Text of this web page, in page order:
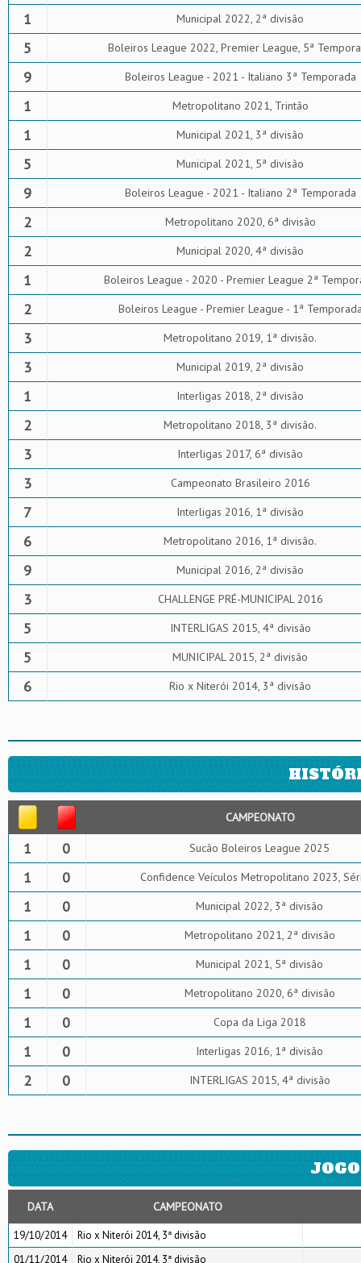
1 Municipal 2022, 2ª divisão
5 Boleiros League 2022, Premier League, 5ª
9 Boleiros League - 2021 - Italiano 3ª Temporada
1 Metropolitano 2021, Trintão
1 Municipal 2021, 3ª divisão
5 Municipal 2021, 5ª divisão
9 Boleiros League - 2021 - Italiano 2ª Temporada
2 Metropolitano 2020, 6ª divisão
2 Municipal 2020, 4ª divisão
1 Boleiros League - 2020 - Premier League 2ª
2 Boleiros League - Premier League - 1ª
3 Metropolitano 2019, 1ª divisão.
3 Municipal 2019, 2ª divisão
1 Interligas 2018, 2ª divisão
2 Metropolitano 2018, 3ª divisão.
3 Interligas 2017, 6ª divisão
3 Campeonato Brasileiro 2016
7 Interligas 2016, 1ª divisão
6 Metropolitano 2016, 1ª divisão.
9 Municipal 2016, 2ª divisão
3 CHALLENGE PRÉ-MUNICIPAL 2016
5 INTERLIGAS 2015, 4ª divisão
5 MUNICIPAL 2015, 2ª divisão
6 Rio x Niterói 2014, 3ª divisão
CAMPEONATO
1 0 Sucão Boleiros League 2025
1 0 Confidence Veículos Metropolitano 2023,
1 0 Municipal 2022, 3ª divisão
1 0 Metropolitano 2021, 2ª divisão
1 0 Municipal 2021, 5ª divisão
1 0 Metropolitano 2020, 6ª divisão
1 0 Copa da Liga 2018
1 0 Interligas 2016, 1ª divisão
2 0 INTERLIGAS 2015, 4ª divisão
DATA CAMPEONATO
19/10/2014
Rio x Niterói 2014, 3ª divisão
01/11/2014
Rio x Niterói 2014, 3ª divisão